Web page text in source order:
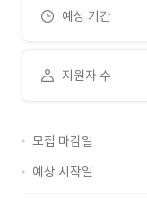
예상 기간
지원자 수
모집 마감일
예상 시작일